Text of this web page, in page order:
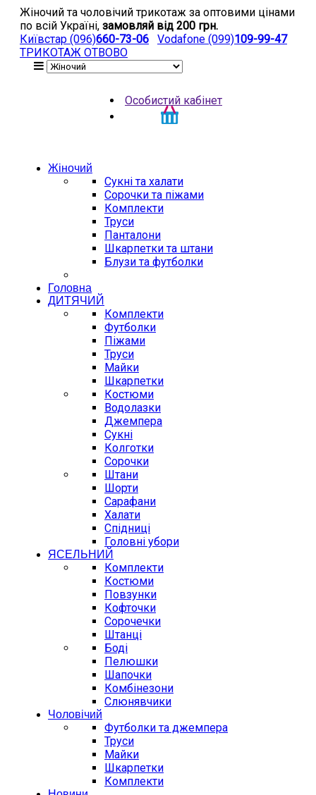
Жіночий та чоловічий трикотаж за оптовими цінами
по всій Україні, замовляй від 200 грн.
Київстар (096)660-73-06 Vodafone (099)109-99-47
ТРИКОТАЖ ОТВОВО
Особистий кабінет
Жіночий
Сукні та халати
Сорочки та піжами
Комплекти
Труси
Панталони
Шкарпетки та штани
Блузи та футболки
Головна
ДИТЯЧИЙ
Комплекти
Футболки
Піжами
Труси
Майки
Шкарпетки
Костюми
Водолазки
Джемпера
Сукні
Колготки
Сорочки
Штани
Шорти
Сарафани
Халати
Спідниці
Головні убори
ЯСЕЛЬНИЙ
Комплекти
Костюми
Повзунки
Кофточки
Сорочечки
Штанці
Боді
Пелюшки
Шапочки
Комбінезони
Слюнявчики
Чоловічий
Футболки та джемпера
Труси
Майки
Шкарпетки
Комплекти